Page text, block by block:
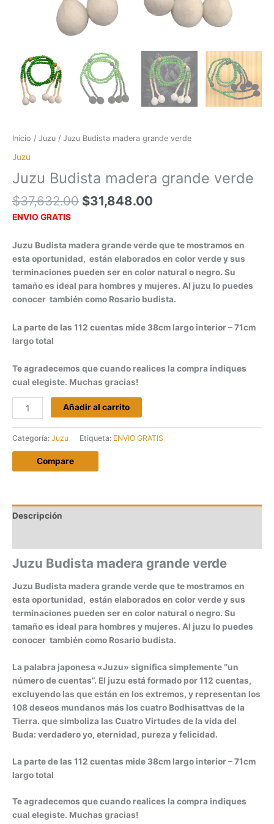
Inicio / Juzu / Juzu Budista madera grande verde
Juzu
Juzu Budista madera grande verde
$37,632.00 El
era:
$37,632.00.
$31,848.00
es:
$31,848.00.
ENVIO GRATIS
Juzu Budista madera grande verde que te mostramos en
esta oportunidad, están elaborados en color verde y sus
terminaciones pueden ser en color natural o negro. Su
tamaño es ideal para hombres y mujeres. Al juzu lo puedes
conocer también como Rosario budista.
La parte de las 112 cuentas mide 38cm largo interior – 71cm
largo total
Te agradecemos que cuando realices la compra indiques
cual elegiste. Muchas gracias!
Juzu
Budista
madera
grande
cantidad
Añadir al carrito
Categoría: Juzu Etiqueta: ENVIO GRATIS
Compare
Descripción
Juzu Budista madera grande verde
Juzu Budista madera grande verde que te mostramos en
esta oportunidad, están elaborados en color verde y sus
terminaciones pueden ser en color natural o negro. Su
tamaño es ideal para hombres y mujeres. Al juzu lo puedes
conocer también como Rosario budista.
La palabra japonesa «Juzu» significa simplemente “un
número de cuentas”. El juzu está formado por 112 cuentas,
excluyendo las que están en los extremos, y representan los
108 deseos mundanos más los cuatro Bodhisattvas de la
Tierra. que simboliza las Cuatro Virtudes de la vida del
Buda: verdadero yo, eternidad, pureza y felicidad.
La parte de las 112 cuentas mide 38cm largo interior – 71cm
largo total
Te agradecemos que cuando realices la compra indiques
cual elegiste. Muchas gracias!